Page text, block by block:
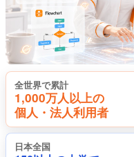
全世界で累計
1,000万人以上の
個人・法人利用者
日本全国